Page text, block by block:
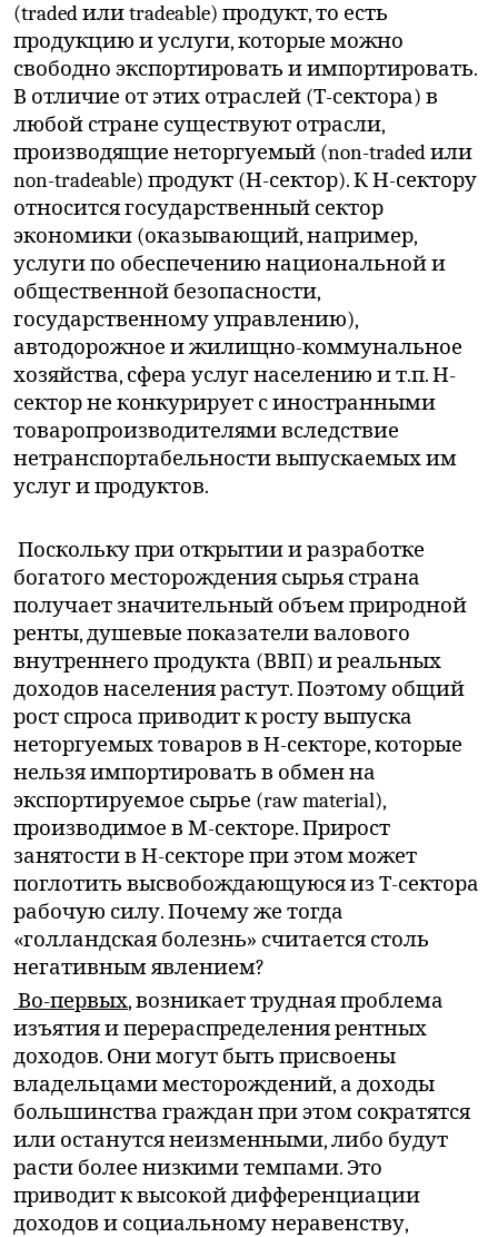
(traded или tradeable) продукт, то есть
продукцию и услуги, которые можно
свободно экспортировать и импортировать.
В отличие от этих отраслей (Т-сектора) в
любой стране существуют отрасли,
производящие неторгуемый (non-traded или
non-tradeable) продукт (Н-сектор). К Н-сектору
относится государственный сектор
экономики (оказывающий, например,
услуги по обеспечению национальной и
общественной безопасности,
государственному управлению),
автодорожное и жилищно-коммунальное
хозяйства, сфера услуг населению и т.п. Н-
сектор не конкурирует с иностранными
товаропроизводителями вследствие
нетранспортабельности выпускаемых им
услуг и продуктов.
Поскольку при открытии и разработке
богатого месторождения сырья страна
получает значительный объем природной
ренты, душевые показатели валового
внутреннего продукта (ВВП) и реальных
доходов населения растут. Поэтому общий
рост спроса приводит к росту выпуска
неторгуемых товаров в Н-секторе, которые
нельзя импортировать в обмен на
экспортируемое сырье (raw material),
производимое в М-секторе. Прирост
занятости в Н-секторе при этом может
поглотить высвобождающуюся из Т-сектора
рабочую силу. Почему же тогда
«голландская болезнь» считается столь
негативным явлением?
Во-первых, возникает трудная проблема
изъятия и перераспределения рентных
доходов. Они могут быть присвоены
владельцами месторождений, а доходы
большинства граждан при этом сократятся
или останутся неизменными, либо будут
расти более низкими темпами. Это
приводит к высокой дифференциации
доходов и социальному неравенству,